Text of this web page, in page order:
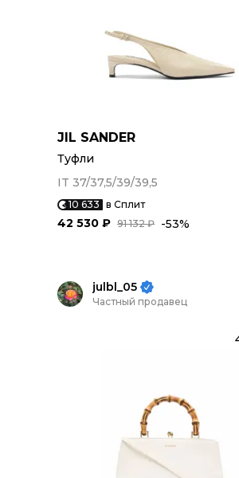
JIL SANDER
Туфли
IT 37/37,5/39/39,5
10 633 в Сплит
91 132 ₽
42 530 ₽ -53%
julbl_05
Частный продавец